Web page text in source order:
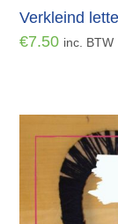
Verkleind
€7.50 inc. BTW